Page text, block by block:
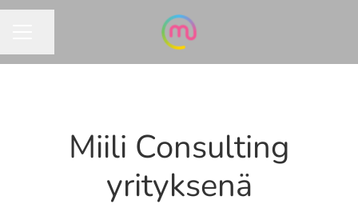
Miili Consulting
yrityksenä